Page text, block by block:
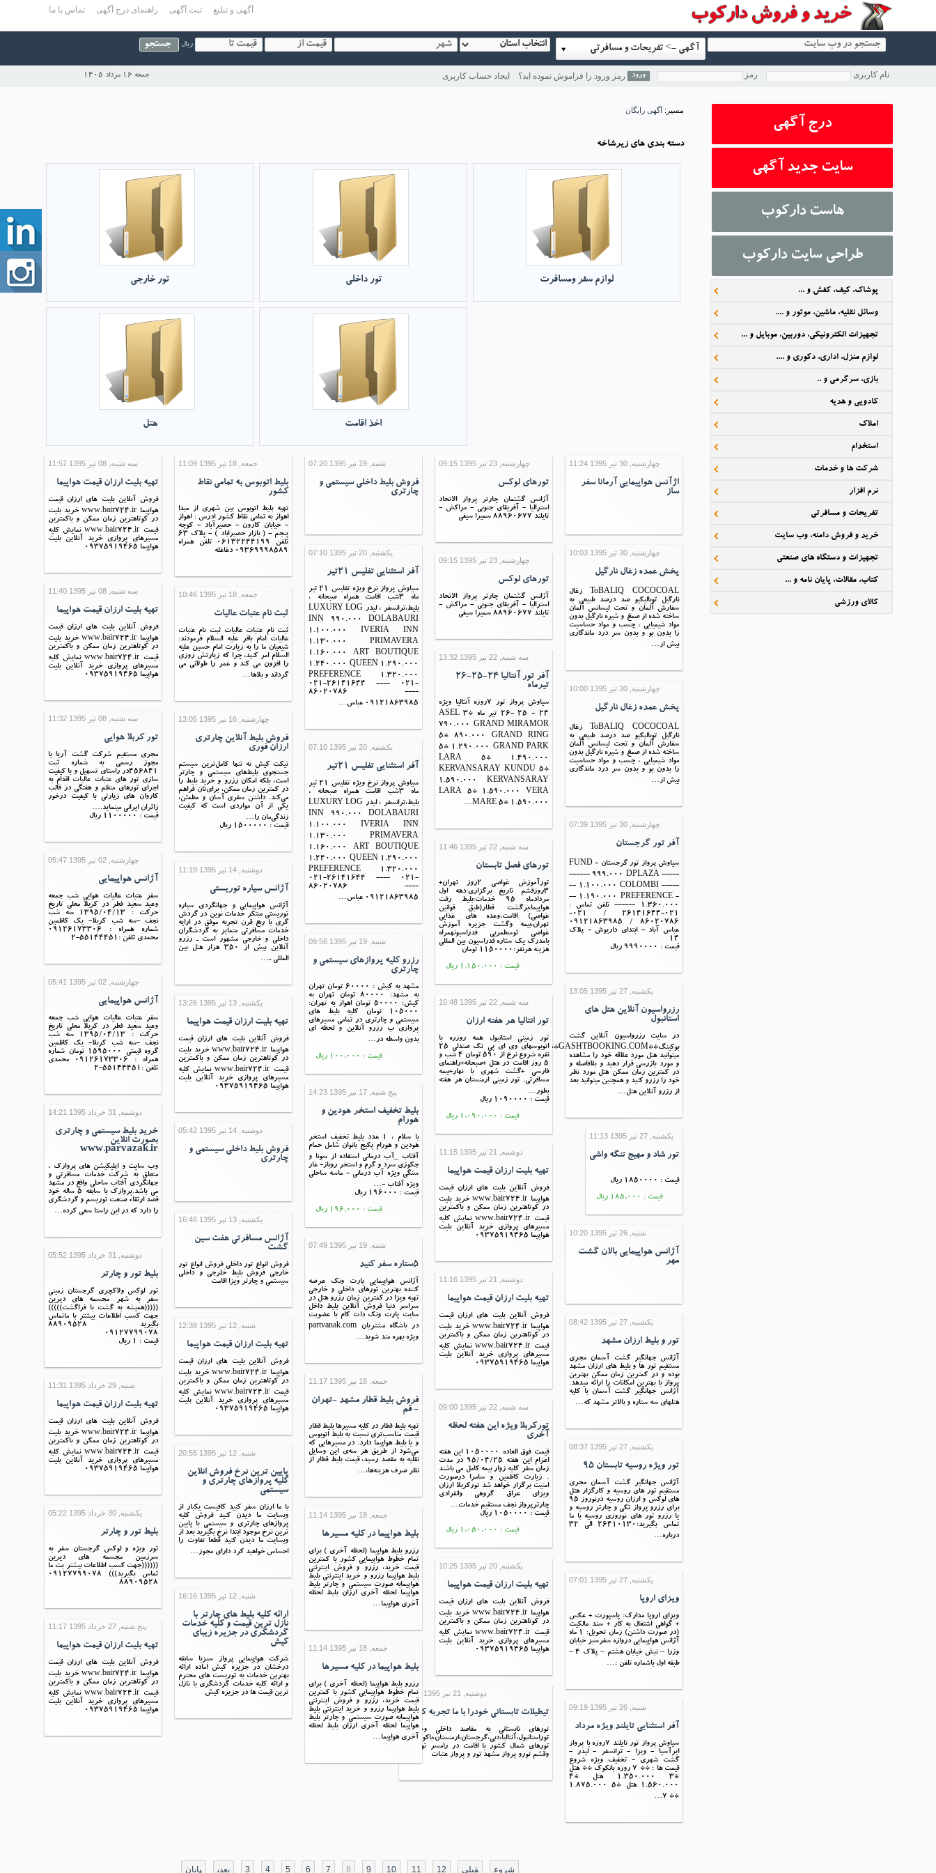
آگهی و تبلیغ ثبت آگهی راهنمای درج آگهی تماس با ما
آگهی -> تفریحات و مسافرتی ریال
جمعه 16 مرداد 1405 نام کاربری رمز رمز ورود را فراموش نموده اید؟ ایجاد حساب کاربری
مسیر: آگهی رایگان
دسته بندي هاي زيرشاخه
تور خارجی تور داخلی لوازم سفر ومسافرت
هتل اخذ اقامت
چهارشنبه, 30 تیر 1395 11:24
اژآنس هواپیمایی آرمانا سفر
ساز
چهارشنبه, 30 تیر 1395 10:03
پخش عمده زغال نارگیل
ToBALIQ COCOCOAL زغال
نارگیل توبالیکیو صد درصد طبیعی به
سفارش آلمان و تحت لیسانس آلمان
ساخته شده از صمغ و شیره نارگیل بدون
مواد شیمیایی ، چسب و مواد حساسیت
زا بدون بو و بدون سر درد ماندگاری
بیش از…
چهارشنبه, 30 تیر 1395 10:00
پخش عمده زغال نارگیل
ToBALIQ COCOCOAL زغال
نارگیل توبالیکیو صد درصد طبیعی به
سفارش آلمان و تحت لیسانس آلمان
ساخته شده از صمغ و شیره نارگیل بدون
مواد شیمیایی ، چسب و مواد حساسیت
زا بدون بو و بدون سر درد ماندگاری
بیش از…
چهارشنبه, 30 تیر 1395 07:39
آفر تور گرجستان
سیاوش پرواز تور گرجستان FUND -
------ 999.000 DPLAZA -----
-- 1.100.000 COLOMBI -----
-- 1.190.000 PREFERENCE -
------ 1.360.000 تلفن تماس :
021-26141644 / 021-
86020786 / 09121863985
عباس آباد - ابتدای داریوش - پلاک
14
قیمت : 9990000 ریال
یکشنبه, 27 تیر 1395 13:05
رزرواسیون آنلاین هتل های
استانبول
در سایت رزرواسیون آنلاین گشت
بوکینگ**GASHTBOOKING.COM**
میتوانید هتل مورد علاقه خود را مشاهده
و مورد بازرسی قرار دهید و بلافاصله و
در کمترین زمان ممکن هتل مورد نظر
خود را رزرو کنید و همچنین میتوانید بعد
از رزرو آنلاین هتل…
یکشنبه, 27 تیر 1395 11:13
تور شاد و مهیج تنگه واشی
قیمت : 1850000 ریال
قیمت : 185,000 ریال
شنبه, 26 تیر 1395 10:20
آژانس هواپیمایی بالان گشت
مهر
یکشنبه, 27 تیر 1395 08:42
تور و بلیط ارزان مشهد
آژانس جهانگیر گشت آسمان مجری
مستقیم تور ها و بلیط های ارزان مشهد
بوده و در کمترین زمان ممکن بهترین
پرواز با بهترین امکانات را ارائه میدهد.
آژانس جهانگیر گشت آسمان با کلیه
هتلهای سه ستاره و بالاتر مشهد که…
یکشنبه, 27 تیر 1395 08:37
تور ویژه روسیه تابستان 95
آژانس جهانگیر گشت آسمان مجری
مستقیم تور های روسیه و کارگزار هتل
های لوکس و ارزان روسیه درنوروز 95
برای رزرو پرواز تکی و چارتر روسیه و
یا رزرو تور های نوروزی روسیه با ما
تماس بگیرید:26410130 الی 32
درباره…
یکشنبه, 27 تیر 1395 07:01
ویزای اروپا
ويزاي اروپا مدارك: پاسپورت + عكس
+ گواهي اشتغال به كار + سند مالكيت
(در صورت داشتن) زمان تحويل: 1 ماه
آژانس هواپيمايي دروازه سفرسبز خيابان
وزرا – نبش خيابان هشتم – پلاك 4 –
طبقه اول باشماره تلفن :…
شنبه, 26 تیر 1395 09:19
آفر استثنایی تایلند ویژه مرداد
سیاوش پرواز تور تایلند 7روزه با پرواز
ایرآسیا - ویزا - ترانسفر - لیدر -
گشت شهری - تخفیف ویژه شروع
قیمت ها : ** 7 روزه بانکوک ** هتل
*3 1.350.000 هتل *4
1.560.000 هتل *5 1.875.000
** 7…
چهارشنبه, 23 تیر 1395 09:15
تورهای لوکس
آژانس گشتمان چارتر پرواز الاتحاد
استرالیا - آفریقای جنوبی - مراکش -
تایلند 88960677 سمیرا سیفی
چهارشنبه, 23 تیر 1395 09:15
تورهای لوکس
آژانس گشتمان چارتر پرواز الاتحاد
استرالیا - آفریقای جنوبی - مراکش -
تایلند 88960677 سمیرا سیفی
سه شنبه, 22 تیر 1395 13:32
آفر تور آنتالیا 24-25-26
تیرماه
سیاوش پرواز تور 7روزه آنتالیا ویژه
24 - 25 -26 تیر ماه ASEL 3*
790.000 GRAND MIRAMOR
5* 890.000 GRAND RING
5* 1.290.000 GRAND PARK
LARA 5* 1.490.000
KERVANSARAY KUNDU 5*
1.590.000 KERVANSARAY
LARA 5* 1.590.000 VERA
MARE 5* 1.590.000…
سه شنبه, 22 تیر 1395 11:46
تورهای فصل تابستان
تورآموزش غواصی 2روز تهران+
3روزقشم تاریخ برگزاری:دهه اول
مردادماه 95 خدمات:بلیط رفت
هواپیما،برگشت قطار(طبق قوانین
غواصی) اقامت،وعده های غذایی
تهران،بیمه وگشت جزیره آموزش
غواصی توسطمربی فدراسیونهمراه
بامدرک یک ستاره فدراسیون بین المللی
هزینه هرنفر:1150000 تومان
قیمت : 1,150,000 ریال
سه شنبه, 22 تیر 1395 10:48
تور انتالیا هر هفته ارزان
تور زمینی استانبول همه روزره با
اتوبوسهای وی ای پی تک صندلی 25
نفره شروع نرخ از 590 تومان 4 شب و
5 روز اقامت در هتل +صبحانه+راهنمای
فارسی +گشت شهری با نهار+بیمه
مسافرتی. تور زمینی ارمنستان هر هفته
بطور…
قیمت : 1090000 ریال
قیمت : 1,090,000 ریال
دوشنبه, 21 تیر 1395 11:15
تهیه بلیت ارزان قیمت هواپیما
فروش آنلاین بلیت های ارزان قیمت
هواپیما www.bair724.ir خرید بلیت
در کوتاهترین زمان ممکن و باکمترین
قیمت www.bair724.ir نمایش کلیه
مسیرهای پروازی خرید آنلاین بلیت
هواپیما 09375919465
دوشنبه, 21 تیر 1395 11:16
تهیه بلیت ارزان قیمت هواپیما
فروش آنلاین بلیت های ارزان قیمت
هواپیما www.bair724.ir خرید بلیت
در کوتاهترین زمان ممکن و باکمترین
قیمت www.bair724.ir نمایش کلیه
مسیرهای پروازی خرید آنلاین بلیت
هواپیما 09375919465
سه شنبه, 22 تیر 1395 09:00
تورکربلا ویژه این هفته لحظه
آخری
قیمت فوق العاده 1050000 این هفته
اعزام این هفته 95/04/25 در مدت
زمان سفر کلیه زوار بیمه کامل می باشند
. زیارت کاظمین و سامرا درصورت
امنیت برگزار خواهد شد تورکربلا ارزان
ویزای عراق گروهی وانفرادی
چارترپرواز نجف مستقیم خدمات…
قیمت : 1050000 ریال
قیمت : 1,050,000 ریال
یکشنبه, 20 تیر 1395 10:25
تهیه بلیت ارزان قیمت هواپیما
فروش آنلاین بلیت های ارزان قیمت
هواپیما www.bair724.ir خرید بلیت
در کوتاهترین زمان ممکن و باکمترین
قیمت www.bair724.ir نمایش کلیه
مسیرهای پروازی خرید آنلاین بلیت
هواپیما 09375919465
دوشنبه, 21 تیر 1395 05:51
تیطیلات تابستانی خودرا با ما تجربه کنید.
تورهای تابستانی به مقاصد داخلی وخارجی:
توراستانبول،آنتالیا،دبی،گرجستان،ارمنستان،باکو،روسیه
تورهای شمال کشور با اقامت در رامسر تورکیش
وقشم تورو پرواز مشهد تور و پرواز عتبات
شنبه, 19 تیر 1395 07:20
فروش بلیط داخلی سیستمی و
چارتری
یکشنبه, 20 تیر 1395 07:10
آفر استثنایی تفلیس 21تیر
سیاوش پرواز نرخ ویژه تفلیس 21 تیر
ماه 3شب اقامت همراه صبحانه ،
بلیط،ترانسفر ، لیدر LUXURY LOG
INN 990.000 DOLABAURI
1.100.000 IVERIA INN
1.130.000 PRIMAVERA
1.160.000 ART BOUTIQUE
1.240.000 QUEEN 1.290.000
PREFERENCE 1.320.000
021-26141644 ---- 021-
86020786 ----
09121863985 عباس…
یکشنبه, 20 تیر 1395 07:10
آفر استثنایی تفلیس 21تیر
سیاوش پرواز نرخ ویژه تفلیس 21 تیر
ماه 3شب اقامت همراه صبحانه ،
بلیط،ترانسفر ، لیدر LUXURY LOG
INN 990.000 DOLABAURI
1.100.000 IVERIA INN
1.130.000 PRIMAVERA
1.160.000 ART BOUTIQUE
1.240.000 QUEEN 1.290.000
PREFERENCE 1.320.000
021-26141644 ---- 021-
86020786 ----
09121863985 عباس…
شنبه, 19 تیر 1395 09:56
رزرو کلیه پروازهای سیستمی و
چارتری
مشهد به کیش : 60000 تومان تهران
به مشهد: 80000 تومان تهران به
کیش: 50000 تومان اهواز به تهران:
105000 تومان کلیه بلیط های
سیستمی و چارتری در تمامی مسیرهای
پروازی ب رزرو آنلاین و لحظه ای
بدون واسطه در…
قیمت : 100,000 ریال
پنج شنبه, 17 تیر 1395 14:23
بلیط تخفیف استخر هودین و
هورام
با سلام ، 1 عدد بلیط تخفیف استخر
هودین و هورام پکیج بانوان شامل حمام
آفتاب _آب درمانی استفاده از سونا و
جکوزی سرد و گرم و استخر روباز- غار
سنگی ویژه آب درمانی - ماسه ساحلی
ویژه آفتاب -…
قیمت : 196000 ریال
قیمت : 196,000 ریال
شنبه, 19 تیر 1395 07:49
5ستاره سفر کنید
آژانس هواپیمایی پارت ونک عرضه
کننده بهترین تورهای داخلی و خارجی
تهیه ویزا در کمترین زمان رزرو هتل در
سراسر دنیا فروش آنلاین بلیط داخل
سایت پارت ونک دات کام با عضویت
در باشگاه مشتریان partvanak.com
ویژه بهره مند شوید…
جمعه, 18 تیر 1395 11:17
فروش بلیط قطار مشهد -تهران
- قم
تهیه بلیط قطار در کلیه مسیرها بلیط قطار
قیمت مناسب‌تری نسبت به بلیط اتوبوس
و یا بلیط هواپیما دارد. در مسیرهایی که
می‌شود از طریق هر سه‌ی این وسایل
نقلیه به مقصد رسید، قیمت بلیط قطار از
نظر صرف هزینه‌ها،…
جمعه, 18 تیر 1395 11:14
بلیط هواپیما در کلیه مسیرها
رزرو بلیط هواپیما (لحظه آخری ) برای
تمام خطوط هواپیمایی کشور با کمترین
قیمت خرید، رزرو و فروش اینترنتی
بلیط هواپیما رزرو و خرید اینترنتی بلیط
هواپیمابه صورت سیستمی و چارتر بلیط
هواپیما لحظه آخری ارزان بلیط لحظه
آخری هواپیما…
جمعه, 18 تیر 1395 11:14
بلیط هواپیما در کلیه مسیرها
رزرو بلیط هواپیما (لحظه آخری ) برای
تمام خطوط هواپیمایی کشور با کمترین
قیمت خرید، رزرو و فروش اینترنتی
بلیط هواپیما رزرو و خرید اینترنتی بلیط
هواپیمابه صورت سیستمی و چارتر بلیط
هواپیما لحظه آخری ارزان بلیط لحظه
آخری هواپیما…
جمعه, 18 تیر 1395 11:09
بلیط اتوبوس به تمامی نقاط
کشور
تهیه بلیط اتوبوس بین شهری از مبدا
اهواز به تمامی نقاط کشور ادرس : اهواز
- خیابان کارون - حصیرآباد - کوچه
پنجم - ( بازار حصیراباد ) - پلاک 63
تلفن 06132244199 تلفن همراه
09369998589 دغاغله
جمعه, 18 تیر 1395 10:46
ثبت نام عتبات عالیات
ثبت نام عتبات عالیات ثبت نام عتبات
عالیات امام باقر علیه السلام فرمودند:
شیعیان ما را به زیارت امام حسین علیه
السلام امر کنید، چرا که زیارتش روزی
را افزون می کند و عمر را طولانی می
گرداند و بلاها…
چهارشنبه, 16 تیر 1395 13:05
فروش بلیط آنلاین چارتری
ارزان فوری
تیکت کیش نه تنها کامل‌ترین سیستم
جستجوی بلیط‌های سیستمی و چارتر
است، بلکه امکان رزرو و خرید بلیط را
در کمترین زمان ممکن، برای‌تان فراهم
می‌کند. داشتن سفری آسان و مطمئن،
یکی از آن مواردی است که کیفیت
زندگی‌مان را…
قیمت : 1500000 ریال
دوشنبه, 14 تیر 1395 11:19
آژانس سیاره توریستی
آژانس هواپیمایی و جهانگردی سیاره
توریستی مبتکر خدمات نوین در گردش
گری با ربع قرن تجربه موفق در ارايه
خدمات مسافرتی متمایز به گردشگران
داخلی و خارجی مشهور است ـ رزرو
آنلاین بیش از ۳۵۰ هزار هتل بین
المللی ـ…
یکشنبه, 13 تیر 1395 13:26
تهیه بلیت ارزان قیمت هواپیما
فروش آنلاین بلیت های ارزان قیمت
هواپیما www.bair724.ir خرید بلیت
در کوتاهترین زمان ممکن و باکمترین
قیمت www.bair724.ir نمایش کلیه
مسیرهای پروازی خرید آنلاین بلیت
هواپیما 09375919465
دوشنبه, 14 تیر 1395 05:42
فروش بلیط داخلی سیستمی و
چارتری
یکشنبه, 13 تیر 1395 16:46
آژانس مسافرتی هفت سین
گشت
فروش انواع تور داخلی فروش انواع تور
خارجی فروش بلیط خلرجی و داخلی
سیستمی و چارتر ویزا اقامت
شنبه, 12 تیر 1395 12:38
تهیه بلیت ارزان قیمت هواپیما
فروش آنلاین بلیت های ارزان قیمت
هواپیما www.bair724.ir خرید بلیت
در کوتاهترین زمان ممکن و باکمترین
قیمت www.bair724.ir نمایش کلیه
مسیرهای پروازی خرید آنلاین بلیت
هواپیما 09375919465
شنبه, 12 تیر 1395 20:55
پایین ترین نرخ فروش انلاین
کلیه پروازهای چارتری و
سیستمی
با ما ارزان سفر کنید کافیست یکبار از
وبسایت ما دیدن کنید فروش کلیه
پروازهای چارتری و سیستمی با پایین
ترین نرخ موجود ابتدا نرخ بگیرید بعد از
وبسایت ما دیدن کنید قطعا تفاوت را
احساس خواهید کرد دارای مجوز…
شنبه, 12 تیر 1395 16:16
ارائه کلیه بلیط های چارتر با
نازل ترین قیمت و کلیه خدمات
گردشگری در جزیره زیبای
کیش
شرکت هواپیمایی پرواز سبزبا سابقه
درخشان در جزیره کیش اماده ارائه
بهترین خدمات به توریست های محترم
و ارائه کلیه خدمات گردشگری با نازل
ترین قیمت ها در جزیره کیش
سه شنبه, 08 تیر 1395 11:57
تهیه بلیت ارزان قیمت هواپیما
فروش آنلاین بلیت های ارزان قیمت
هواپیما www.bair724.ir خرید بلیت
در کوتاهترین زمان ممکن و باکمترین
قیمت www.bair724.ir نمایش کلیه
مسیرهای پروازی خرید آنلاین بلیت
هواپیما 09375919465
سه شنبه, 08 تیر 1395 11:40
تهیه بلیت ارزان قیمت هواپیما
فروش آنلاین بلیت های ارزان قیمت
هواپیما www.bair724.ir خرید بلیت
در کوتاهترین زمان ممکن و باکمترین
قیمت www.bair724.ir نمایش کلیه
مسیرهای پروازی خرید آنلاین بلیت
هواپیما 09375919465
سه شنبه, 08 تیر 1395 11:32
تور کربلا هوایی
مجری مستقیم شرکت گشت آریا با
مجوز رسمی به شماره ثبت
456841در راستای تسهیل و با کیفیت
سازی تور های عتبات عالیات اقدام به
اجرای تورهای منظم و هفتگی در قالب
کاروان های زیارتی با کیفیت درخور
زائران ایرانی مینماید.…
قیمت : 1100000 ریال
چهارشنبه, 02 تیر 1395 05:47
آژانس هواپیمایی
سفر عتبات عالیات هوایی شب جمعه
وعید سعید فطر در کربلا معلی تاریخ
حرکت : 1395/04/13 سه شب
نجف -سه شب کربلا- یک کاظمین
شماره همراه : 09126173306
محمدی تلفن :55144451-2
چهارشنبه, 02 تیر 1395 05:41
آژانس هواپیمایی
سفر عتبات عالیات هوایی شب جمعه
وعید سعید فطر در کربلا معلی تاریخ
حرکت : 1395/04/13 سه شب
نجف -سه شب کربلا- یک کاظمین
گروه قیمتی 1595000 تومان شماره
همراه : 09126173306 محمدی
تلفن :55144451-2
دوشنبه, 31 خرداد 1395 14:21
خرید بلیط سیستمی و چارتری
بصورت انلاین
www.parvazak.ir
وب سایت و اپلیکیشن های پروازک ،
متعلق به شرکت خدمات مسافرتی و
جهانگردی آفتاب ساحلی واقع در مشهد
می باشد.پروازک با سابقه 5 ساله خود
قصد ارتقاء صنعت توریسم و گردشگری
را دارد که در این راستا سعی کرده…
دوشنبه, 31 خرداد 1395 05:52
بلیط تور و چارتر
تور لوکس ولاکچری گرجستان زمینی
سفر به شهر مجسمه های دیرین
(((((همیشه به گشت با فراگشت)))))
جهت کسب اطلاعات بیشتر با ماتماس
بگیرید 88909528
09127799078
قیمت : 1 ریال
شنبه, 29 خرداد 1395 11:31
تهیه بلیت ارزان قیمت هواپیما
فروش آنلاین بلیت های ارزان قیمت
هواپیما www.bair724.ir خرید بلیت
در کوتاهترین زمان ممکن و باکمترین
قیمت www.bair724.ir نمایش کلیه
مسیرهای پروازی خرید آنلاین بلیت
هواپیما 09375919465
یکشنبه, 30 خرداد 1395 05:22
بلیط تور و چارتر
تور ویژه و لوکس گرجستان سفر به
سرزمین مجسمه های دیرین
((((((جهت کسب اطلاعات بیشتر بت ما
تماس بگیرید))) 09127799078
88909528
پنج شنبه, 27 خرداد 1395 11:17
تهیه بلیت ارزان قیمت هواپیما
فروش آنلاین بلیت های ارزان قیمت
هواپیما www.bair724.ir خرید بلیت
در کوتاهترین زمان ممکن و باکمترین
قیمت www.bair724.ir نمایش کلیه
مسیرهای پروازی خرید آنلاین بلیت
هواپیما 09375919465
شروع قبلی 3 4 5 6 7 8 9 10 11 12 بعدی پایان
درج آگهی
سایت جدید آگهی
هاست دارکوب
طراحی سایت دارکوب
پوشاک، کیف، کفش و ...
وسائل نقلیه، ماشین، موتور و ....
تجهیزات الکترونیکی، دوربین، موبایل و ...
لوازم منزل، اداری، دکوری و ....
بازی، سرگرمی و ..
کادویی و هدیه
املاک
استخدام
شرکت ها و خدمات
نرم افزار
تفریحات و مسافرتی
خرید و فروش دامنه، وب سایت
تجهیزات و دستگاه های صنعتی
کتاب، مقالات، پایان نامه و ...
کالای ورزشی